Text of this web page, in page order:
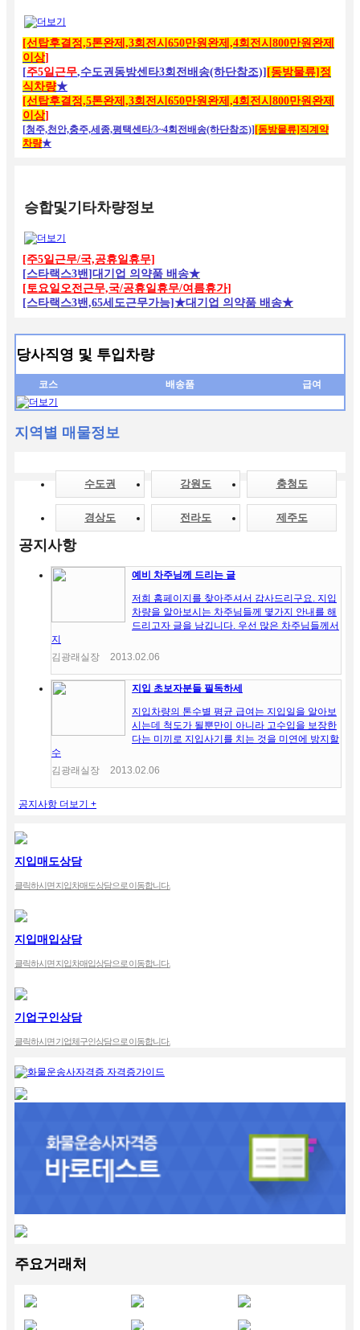
[선탑후결정,5톤완제,3회전시650만원완제,4회전시800만원완제
이상]
[주5일근무,수도권동방센타3회전배송(하단참조)][동방물류]정
식차량★
[선탑후결정,5톤완제,3회전시650만원완제,4회전시800만원완제
이상]
[청주,천안,충주,세종,평택센타/3~4회전배송(하단참조)][동방물류]직계약
차량★
승합및기타차량정보
[주5일근무/국,공휴일휴무]
[스타랙스3밴 ]대기업 의약품 배송★
[토요일오전근무,국/공휴일휴무/여름휴가]
[스타랙스3밴,65세도근무가능]★대기업 의약품 배송★
당사직영 및 투입차량
코스 배송품 급여
지역별 매물정보
수도권 강원도 충청도
경상도 전라도 제주도
공지사항
예비 차주님께 드리는 글
저희 홈페이지를 찾아주셔서 감사드리구요. 지입
차량을 알아보시는 차주님들께 몇가지 안내를 해
드리고자 글을 남깁니다. 우선 많은 차주님들께서
지
김광래실장
2013.02.06
지입 초보자분들 필독하세
지입차량의 톤수별 평균 급여는 지입일을 알아보
시는데 척도가 될뿐만이 아니라 고수입을 보장한
다는 미끼로 지입사기를 치는 것을 미연에 방지할
수
김광래실장
2013.02.06
공지사항 더보기 +
지입매도상담
클릭하시면 지입차매도상담으로 이동합니다.
지입매입상담
클릭하시면 지입차매입상담으로 이동합니다.
기업구인상담
클릭하시면 기업체구인상담으로 이동합니다.
주요거래처